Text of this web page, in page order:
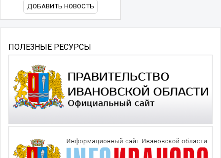
ДОБАВИТЬ НОВОСТЬ
ПОЛЕЗНЫЕ РЕСУРСЫ